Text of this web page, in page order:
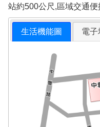
站約500公尺,區域交通便
生活機能圖 電子